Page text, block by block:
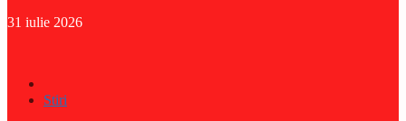
31 iulie 2026
Stiri